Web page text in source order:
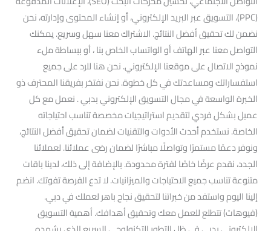
(PPC)، التسويق عبر البريد الإلكتروني، أو إنشاء المحتوى وإدارته، نحن
نضمن لك تحقيق أفضل النتائج. الاشتراك معنا سهل وسريع. يمكنك
التواصل معنا عبر الهاتف أو الواتساب الخاص بنا ، أو ببساطة ملء
نموذج الاتصال على موقعنا الإلكتروني. نحن هنا للرد على جميع
استفساراتك ومساعدتك في كل خطوة. نحن نفتخر بفريقنا المحترف ذو
الخبرة الواسعة في مجال التسويق الإلكتروني بدبي . نعمل مع كل
عميل بشكل فردي لتقديم استراتيجيات مخصصة تناسب احتياجاته
الخاصة. نستخدم أحدث الأدوات والتقنيات لضمان تحقيق أفضل النتائج،
ونوفر دعمًا مستمرًا وتواصلًا مباشرًا لضمان رضى عملائنا. لعملائنا
الجدد، نقدم عرضًا خاصًا لفترة محدودة. بالإضافة إلى ذلك، لدينا باقات
متنوعة تناسب جميع الاحتياجات والميزانيات. لا تدع الفرصة تفوتك. انضم
إلينا اليوم واستفد من خبراتنا لتحقيق نجاح باهر لعملك في دبي.
(فيوهات) تتطلع للعمل معك وتحقيق أهدافك. أهمية التسويق